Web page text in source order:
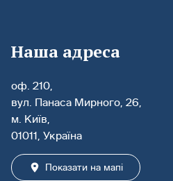
Наша адреса
оф. 210,
вул. Панаса Мирного, 26,
м. Київ,
01011, Україна
Показати на мапі